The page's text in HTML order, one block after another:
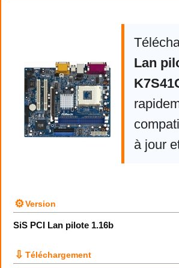
Lan
à jour
⚙Version
SiS PCI Lan pilote 1.16b
⇩ Téléchargement